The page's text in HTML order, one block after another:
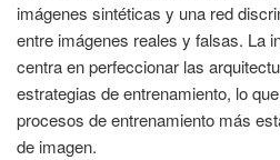
imágenes sintéticas y una red
entre imágenes reales y falsas. La
centra en perfeccionar las
estrategias de entrenamiento, lo
procesos de entrenamiento más
de imagen.